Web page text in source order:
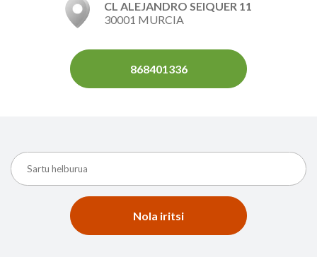
CL ALEJANDRO SEIQUER 11
30001 MURCIA
868401336
Nola iritsi